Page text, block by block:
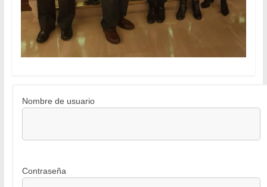
Nombre de usuario
Contraseña